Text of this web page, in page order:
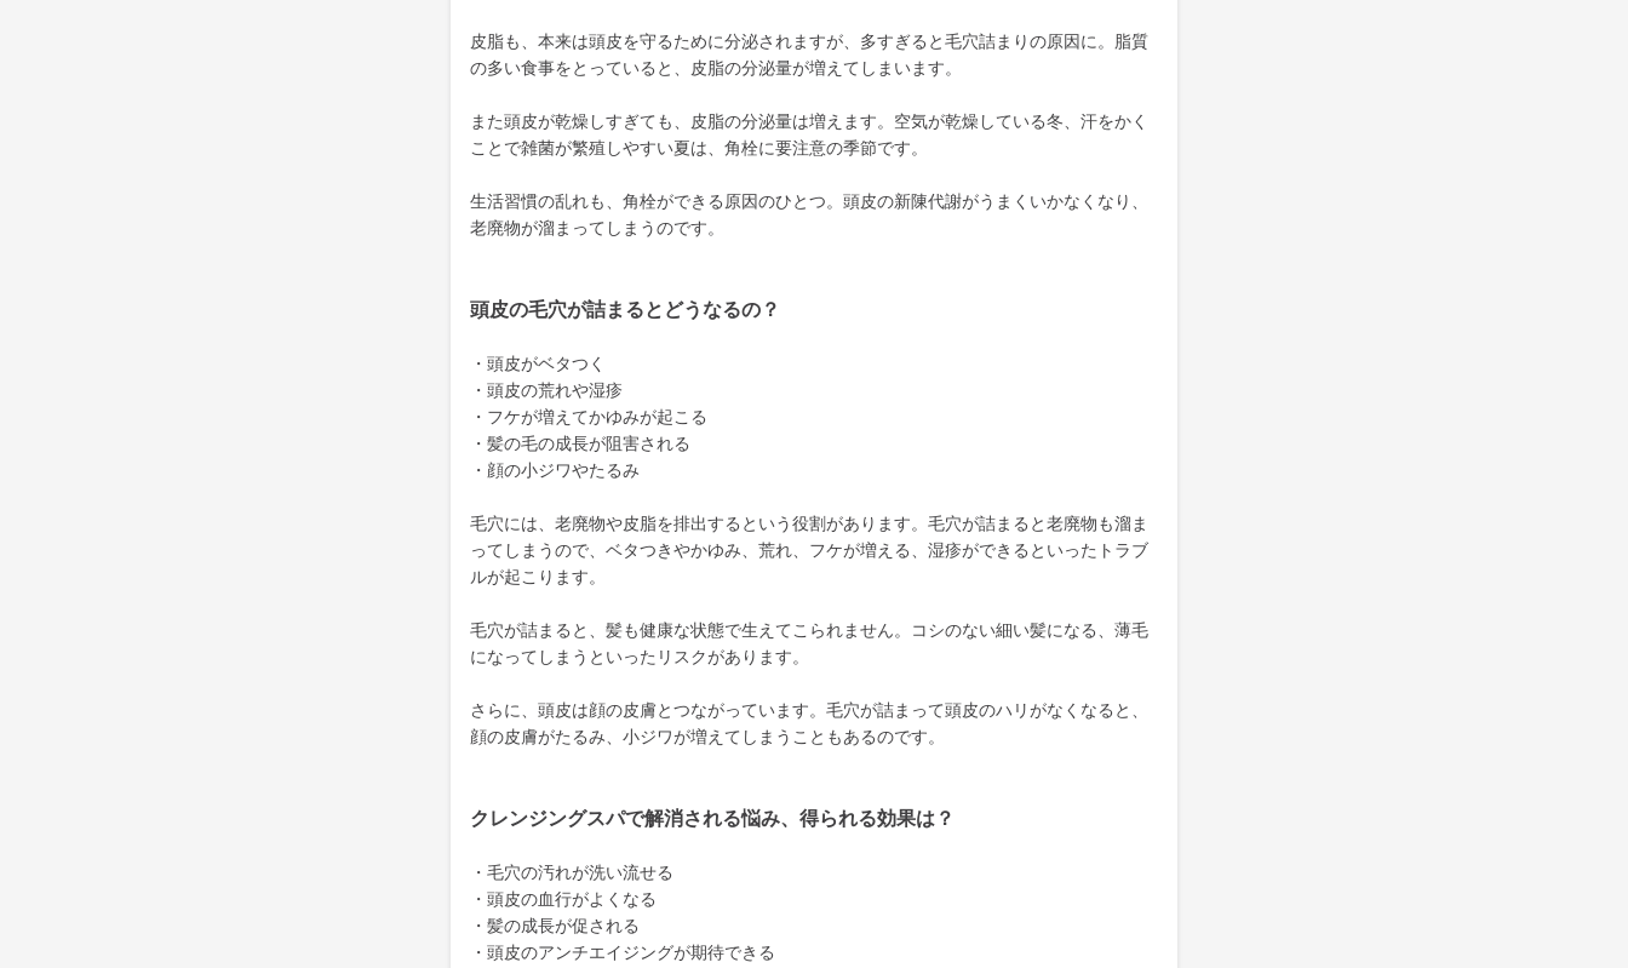
皮脂も、本来は頭皮を守るために分泌されますが、多すぎると毛穴詰まりの原因に。脂質
の多い食事をとっていると、皮脂の分泌量が増えてしまいます。
また頭皮が乾燥しすぎても、皮脂の分泌量は増えます。空気が乾燥している冬、汗をかく
ことで雑菌が繁殖しやすい夏は、角栓に要注意の季節です。
生活習慣の乱れも、角栓ができる原因のひとつ。頭皮の新陳代謝がうまくいかなくなり、
老廃物が溜まってしまうのです。
頭皮の毛穴が詰まるとどうなるの？
・頭皮がベタつく
・頭皮の荒れや湿疹
・フケが増えてかゆみが起こる
・髪の毛の成長が阻害される
・顔の小ジワやたるみ
毛穴には、老廃物や皮脂を排出するという役割があります。毛穴が詰まると老廃物も溜ま
ってしまうので、ベタつきやかゆみ、荒れ、フケが増える、湿疹ができるといったトラブ
ルが起こります。
毛穴が詰まると、髪も健康な状態で生えてこられません。コシのない細い髪になる、薄毛
になってしまうといったリスクがあります。
さらに、頭皮は顔の皮膚とつながっています。毛穴が詰まって頭皮のハリがなくなると、
顔の皮膚がたるみ、小ジワが増えてしまうこともあるのです。
クレンジングスパで解消される悩み、得られる効果は？
・毛穴の汚れが洗い流せる
・頭皮の血行がよくなる
・髪の成長が促される
・頭皮のアンチエイジングが期待できる